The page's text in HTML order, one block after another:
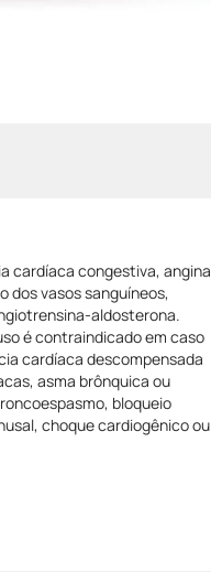
cardíaca congestiva, angina
dos vasos sanguíneos,
aldosterona.
é contraindicado em caso
cardíaca descompensada
asma brônquica ou
bloqueio
choque cardiogênico ou